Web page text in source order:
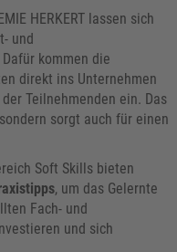
HERKERT lassen sich
und
kommen die
direkt ins Unternehmen
Teilnehmenden ein. Das
sorgt auch für einen
Soft Skills bieten
, um das Gelernte
Fach- und
und sich